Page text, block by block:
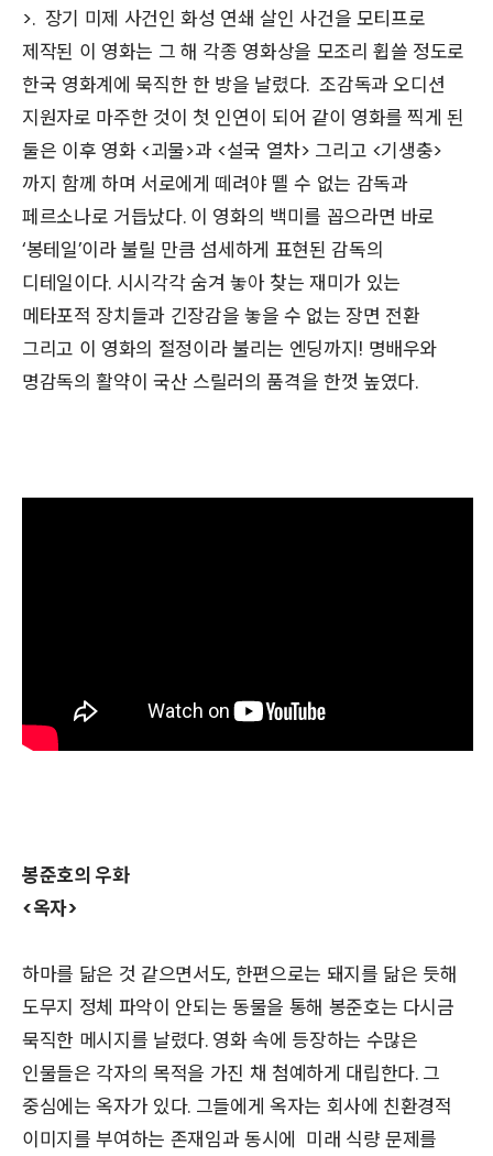
>. 장기 미제 사건인 화성 연쇄 살인 사건을 모티프로
제작된 이 영화는 그 해 각종 영화상을 모조리 휩쓸 정도로
한국 영화계에 묵직한 한 방을 날렸다. 조감독과 오디션
지원자로 마주한 것이 첫 인연이 되어 같이 영화를 찍게 된
둘은 이후 영화 <괴물>과 <설국 열차> 그리고 <기생충>
까지 함께 하며 서로에게 떼려야 뗄 수 없는 감독과
페르소나로 거듭났다. 이 영화의 백미를 꼽으라면 바로
‘봉테일’이라 불릴 만큼 섬세하게 표현된 감독의
디테일이다. 시시각각 숨겨 놓아 찾는 재미가 있는
메타포적 장치들과 긴장감을 놓을 수 없는 장면 전환
그리고 이 영화의 절정이라 불리는 엔딩까지! 명배우와
명감독의 활약이 국산 스릴러의 품격을 한껏 높였다.
봉준호의 우화
<옥자>
하마를 닮은 것 같으면서도, 한편으로는 돼지를 닮은 듯해
도무지 정체 파악이 안되는 동물을 통해 봉준호는 다시금
묵직한 메시지를 날렸다. 영화 속에 등장하는 수많은
인물들은 각자의 목적을 가진 채 첨예하게 대립한다. 그
중심에는 옥자가 있다. 그들에게 옥자는 회사에 친환경적
이미지를 부여하는 존재임과 동시에 미래 식량 문제를